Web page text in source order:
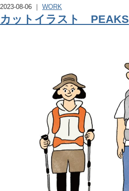
2023-08-06 ｜ WORK
カットイラスト PEAKS